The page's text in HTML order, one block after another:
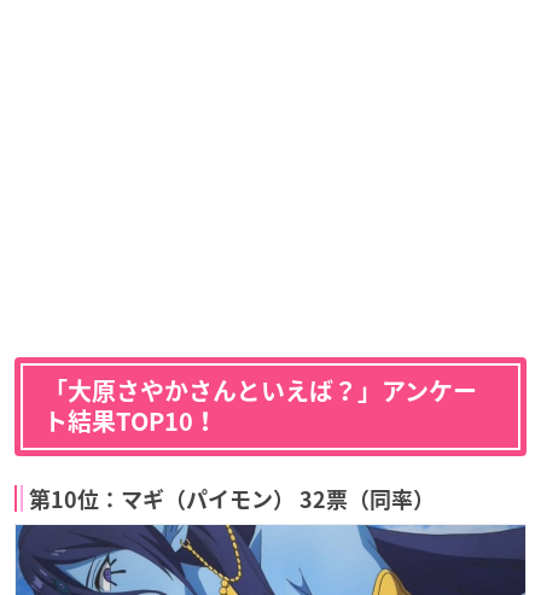
「大原さやかさんといえば？」アンケー
ト結果TOP10！
第10位：マギ（パイモン） 32票（同率）